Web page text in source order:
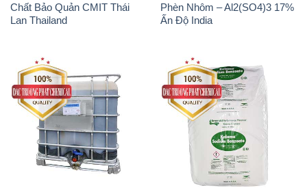
Chất Bảo Quản CMIT Thái
Lan Thailand
Phèn Nhôm – Al2(SO4)3 17%
Ấn Độ India